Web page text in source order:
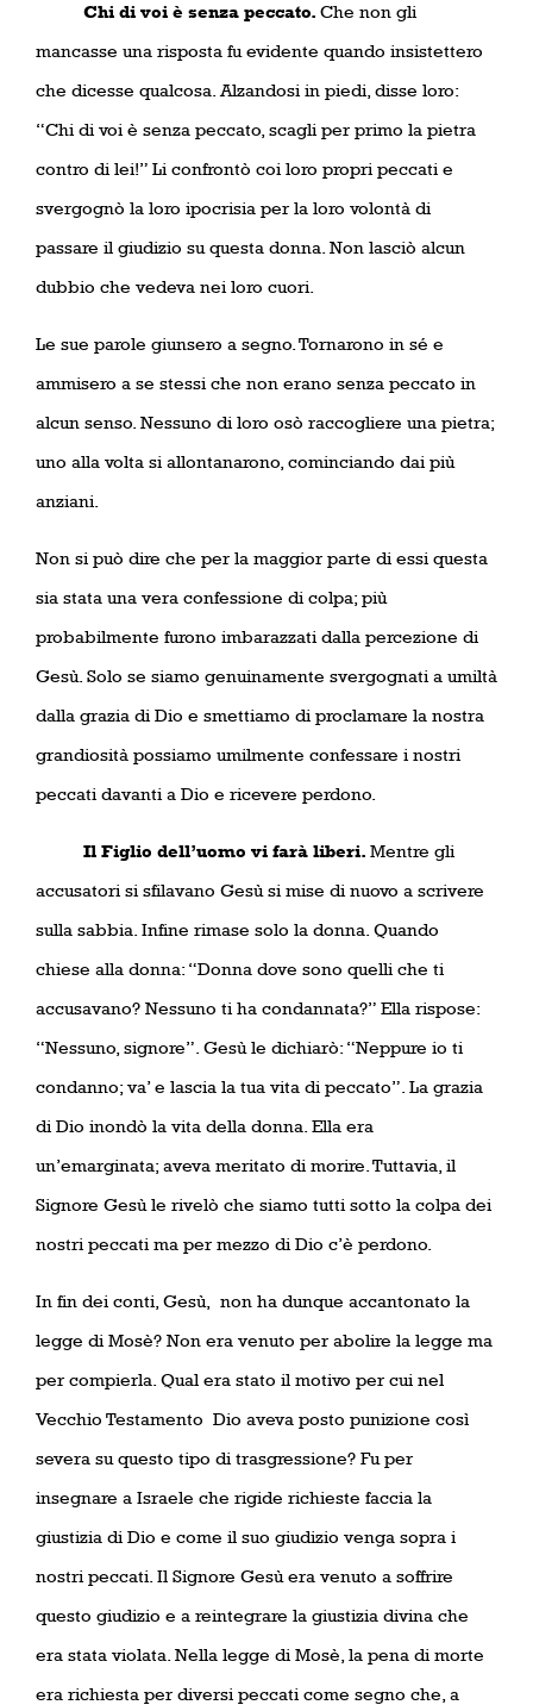
Chi di voi è senza peccato. Che non gli
mancasse una risposta fu evidente quando insistettero
che dicesse qualcosa. Alzandosi in piedi, disse loro:
“Chi di voi è senza peccato, scagli per primo la pietra
contro di lei!” Li confrontò coi loro propri peccati e
svergognò la loro ipocrisia per la loro volontà di
passare il giudizio su questa donna. Non lasciò alcun
dubbio che vedeva nei loro cuori.
Le sue parole giunsero a segno. Tornarono in sé e
ammisero a se stessi che non erano senza peccato in
alcun senso. Nessuno di loro osò raccogliere una pietra;
uno alla volta si allontanarono, cominciando dai più
anziani.
Non si può dire che per la maggior parte di essi questa
sia stata una vera confessione di colpa; più
probabilmente furono imbarazzati dalla percezione di
Gesù. Solo se siamo genuinamente svergognati a umiltà
dalla grazia di Dio e smettiamo di proclamare la nostra
grandiosità possiamo umilmente confessare i nostri
peccati davanti a Dio e ricevere perdono.
Il Figlio dell’uomo vi farà liberi. Mentre gli
accusatori si sfilavano Gesù si mise di nuovo a scrivere
sulla sabbia. Infine rimase solo la donna. Quando
chiese alla donna: “Donna dove sono quelli che ti
accusavano? Nessuno ti ha condannata?” Ella rispose:
“Nessuno, signore”. Gesù le dichiarò: “Neppure io ti
condanno; va’ e lascia la tua vita di peccato”. La grazia
di Dio inondò la vita della donna. Ella era
un’emarginata; aveva meritato di morire. Tuttavia, il
Signore Gesù le rivelò che siamo tutti sotto la colpa dei
nostri peccati ma per mezzo di Dio c’è perdono.
In fin dei conti, Gesù,
non ha dunque accantonato la
legge di Mosè? Non era venuto per abolire la legge ma
per compierla. Qual era stato il motivo per cui nel
Vecchio Testamento Dio aveva posto punizione così
severa su questo tipo di trasgressione? Fu per
insegnare a Israele che rigide richieste faccia la
giustizia di Dio e come il suo giudizio venga sopra i
nostri peccati. Il Signore Gesù era venuto a soffrire
questo giudizio e a reintegrare la giustizia divina che
era stata violata. Nella legge di Mosè, la pena di morte
era richiesta per diversi peccati come segno che, a